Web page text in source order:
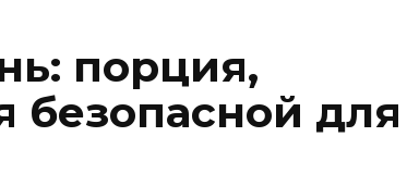
порция,
безопасной для